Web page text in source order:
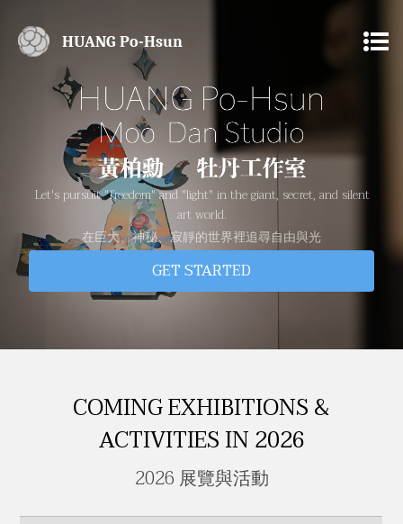
HUANG Po-Hsun
Let's pursuit "freedom" and "light" in the giant, secret, and silent
art world.
在巨大、神秘、寂靜的世界裡追尋自由與光
GET STARTED
COMING EXHIBITIONS &
ACTIVITIES IN 2026
2026 展覽與活動